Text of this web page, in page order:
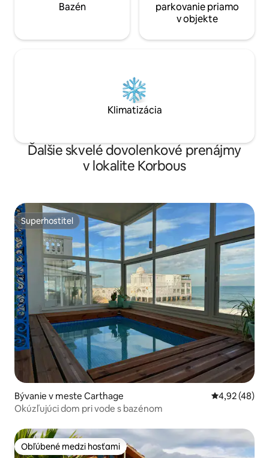
Bazén
parkovanie priamo
v objekte
Klimatizácia
Ďalšie skvelé dovolenkové prenájmy
v lokalite Korbous
Superhostiteľ
Superhostiteľ
Bývanie v meste Carthage Priemerné
4,92 (48)
Okúzľujúci dom pri vode s bazénom
Obľúbené medzi hosťami
Obľúbené medzi hosťami